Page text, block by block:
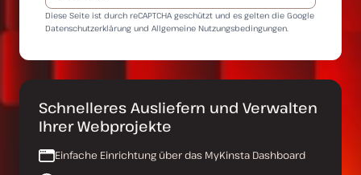
Diese Seite ist durch reCAPTCHA geschützt und es gelten die Google
Datenschutzerklärung und Allgemeine Nutzungsbedingungen.
Schnelleres Ausliefern und Verwalten
Ihrer Webprojekte
Einfache Einrichtung über das MyKinsta Dashboard